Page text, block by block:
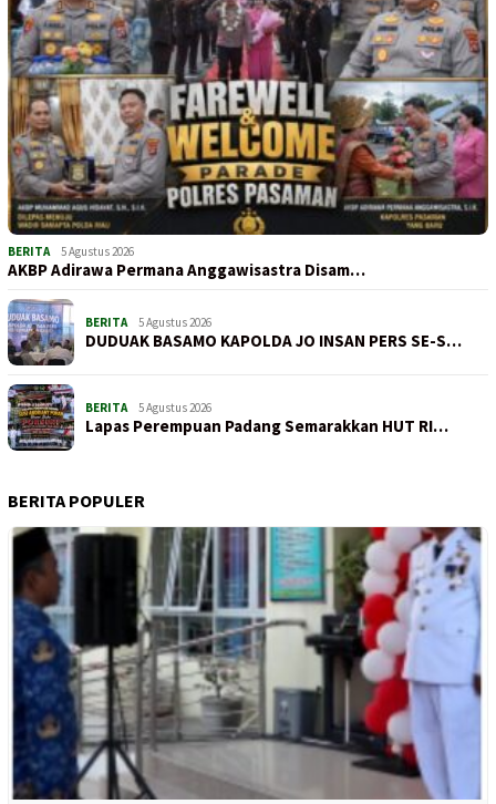
BERITA 5 Agustus 2026
AKBP Adirawa Permana Anggawisastra Disam…
BERITA 5 Agustus 2026
DUDUAK BASAMO KAPOLDA JO INSAN PERS SE-S…
BERITA 5 Agustus 2026
Lapas Perempuan Padang Semarakkan HUT RI…
BERITA POPULER